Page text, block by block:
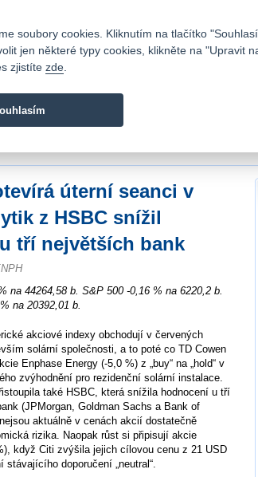
banka je moderní česká banka. Poskytuje účty bez
úterní seanci v
z HSBC snížil
tří největších bank
na 44264,58 b. S&P 500 -0,16 % na 6220,2 b.
na 20392,01 b.
akciové indexy obchodují v červených
solární společnosti, a to poté co TD Cowen
Enphase Energy (-5,0 %) z „buy“ na „hold“ v
zvýhodnění pro rezidenční solární instalace.
také HSBC, která snížila hodnocení u tří
(JPMorgan, Goldman Sachs a Bank of
aktuálně v cenách akcií dostatečně
rizika. Naopak růst si připisují akcie
když Citi zvýšila jejich cílovou cenu z 21 USD
stávajícího doporučení „neutral“.
soubory cookies. Kliknutím na tlačítko
jen některé typy cookies, klikněte na "Upravit
zjistíte zde